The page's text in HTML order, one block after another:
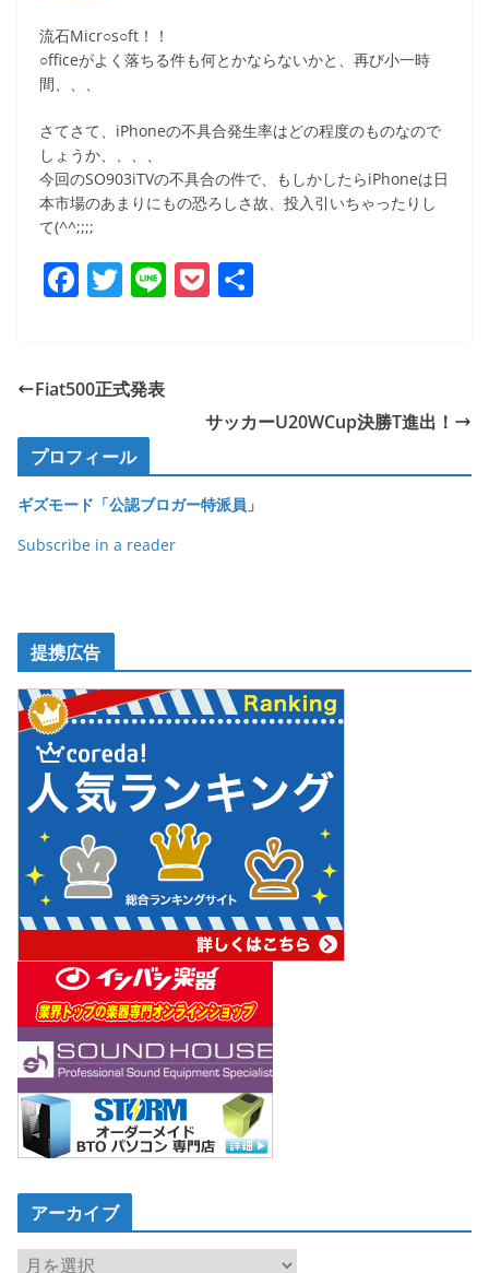
流石Micr○s○ft！！
○fficeがよく落ちる件も何とかならないかと、再び小一時
間、、、
さてさて、iPhoneの不具合発生率はどの程度のものなので
しょうか、、、、
今回のSO903iTVの不具合の件で、もしかしたらiPhoneは日
本市場のあまりにもの恐ろしさ故、投入引いちゃったりし
て(^^;;;;
F
e
o
o
k
T
er
Li P
Fiat500正式発表
サッカーU20WCup決勝T進出！
プロフィール
ギズモード「公認ブロガー特派員」
Subscribe in a reader
提携広告
アーカイブ
ア